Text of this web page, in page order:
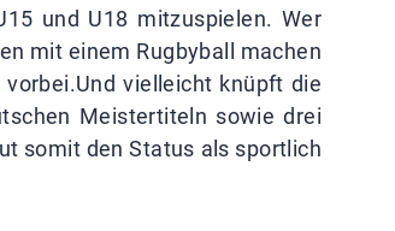
und U18 mitzuspielen. Wer
mit einem Rugbyball machen
vorbei.Und vielleicht knüpft die
Meistertiteln sowie drei
somit den Status als sportlich